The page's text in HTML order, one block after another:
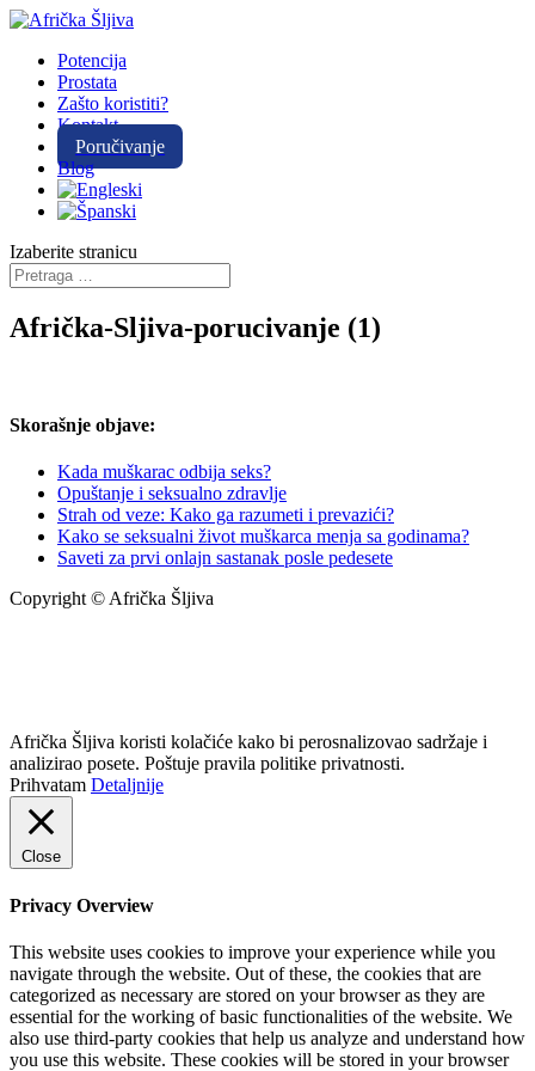
Potencija
Prostata
Zašto koristiti?
Kontakt
Poručivanje
Blog
Izaberite stranicu
Afrička-Sljiva-porucivanje (1)
Skorašnje objave:
Kada muškarac odbija seks?
Opuštanje i seksualno zdravlje
Strah od veze: Kako ga razumeti i prevazići?
Kako se seksualni život muškarca menja sa godinama?
Saveti za prvi onlajn sastanak posle pedesete
Copyright © Afrička Šljiva
Afrička Šljiva koristi kolačiće kako bi perosnalizovao sadržaje i
analizirao posete. Poštuje pravila politike privatnosti.
Prihvatam Detaljnije
Close
Privacy Overview
This website uses cookies to improve your experience while you
navigate through the website. Out of these, the cookies that are
categorized as necessary are stored on your browser as they are
essential for the working of basic functionalities of the website. We
also use third-party cookies that help us analyze and understand how
you use this website. These cookies will be stored in your browser